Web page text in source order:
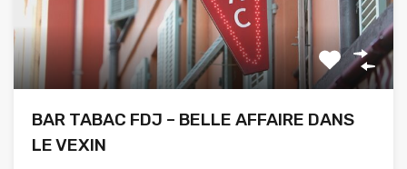
BAR TABAC FDJ – BELLE AFFAIRE DANS
LE VEXIN